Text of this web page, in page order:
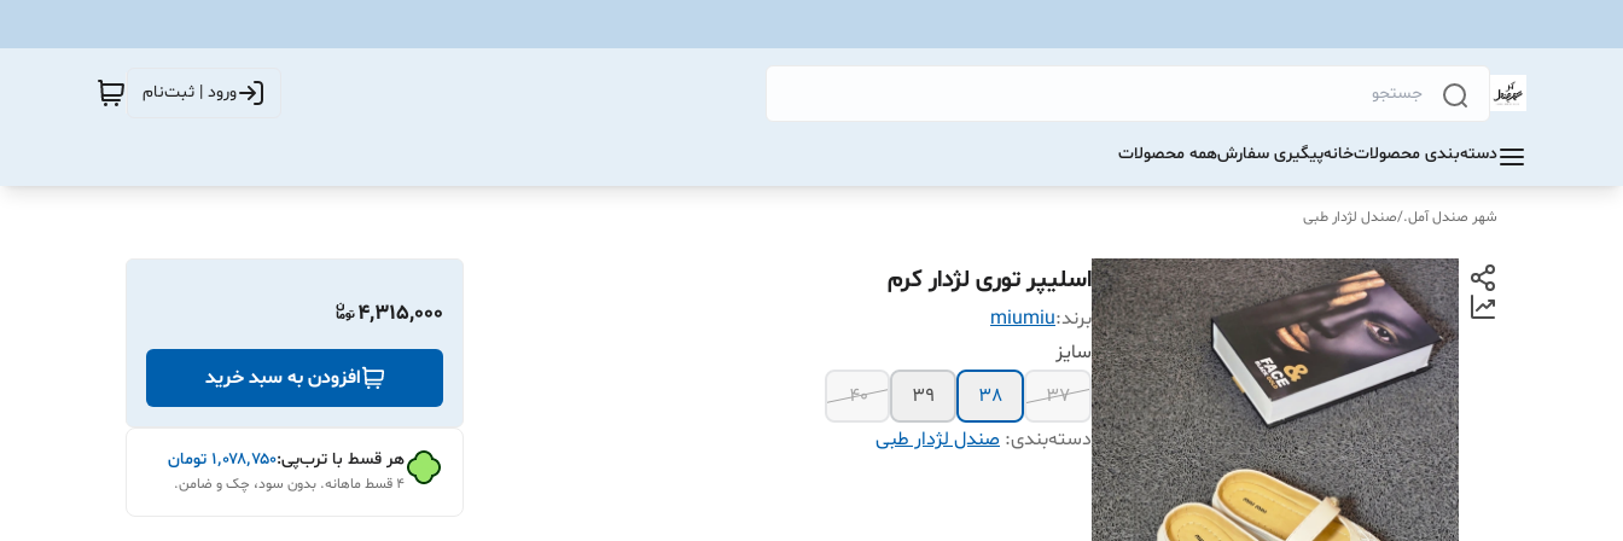
ورود | ثبت‌نام
دسته‌بندی محصولاتخانهپیگیری سفارشهمه محصولات
شهر صندل آمل./صندل لژدار طبی
اسلیپر توری لژدار کرم
برند:miumiu
سایز
37
38
39
40
دسته‌بندی: صندل لژدار طبی
4,315,000
افزودن به سبد خرید
هر قسط با ترب‌پی:۱٬۰۷۸٬۷۵۰ تومان
۴ قسط ماهانه. بدون سود، چک و ضامن.